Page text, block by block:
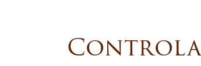
Controla